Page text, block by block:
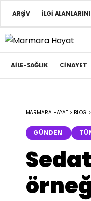
ARŞIV İLGI ALANLARINI
AILE-SAĞLIK CINAYET
MARMARA HAYAT > BLOG >
GÜNDEM